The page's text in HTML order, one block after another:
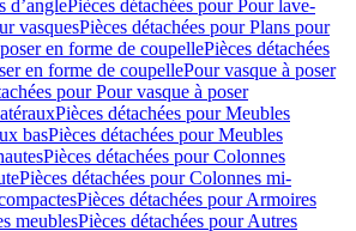
d’anglePièces détachées pour Pour lave-
vasquesPièces détachées pour Plans pour
en forme de coupellePièces détachées
en forme de coupellePour vasque à poser
pour Pour vasque à poser
Pièces détachées pour Meubles
basPièces détachées pour Meubles
Pièces détachées pour Colonnes
Pièces détachées pour Colonnes mi-
Pièces détachées pour Armoires
meublesPièces détachées pour Autres